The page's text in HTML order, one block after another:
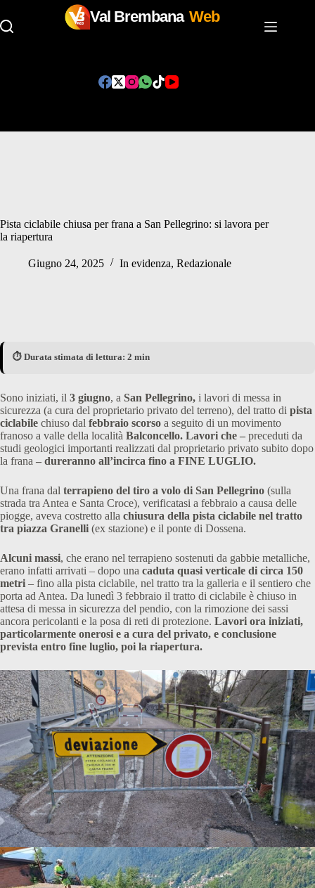
Val Brembana Web
Pista ciclabile chiusa per frana a San Pellegrino: si lavora per
la riapertura
Giugno 24, 2025 In evidenza, Redazionale
⏱️ Durata stimata di lettura: 2 min
Sono iniziati, il 3 giugno, a San Pellegrino, i lavori di messa in
sicurezza (a cura del proprietario privato del terreno), del tratto di pista
ciclabile chiuso dal febbraio scorso a seguito di un movimento
franoso a valle della località Balconcello. Lavori che – preceduti da
studi geologici importanti realizzati dal proprietario privato subito dopo
la frana – dureranno all’incirca fino a FINE LUGLIO.
Una frana dal terrapieno del tiro a volo di San Pellegrino (sulla
strada tra Antea e Santa Croce), verificatasi a febbraio a causa delle
piogge, aveva costretto alla chiusura della pista ciclabile nel tratto
tra piazza Granelli (ex stazione) e il ponte di Dossena.
Alcuni massi, che erano nel terrapieno sostenuti da gabbie metalliche,
erano infatti arrivati – dopo una caduta quasi verticale di circa 150
metri – fino alla pista ciclabile, nel tratto tra la galleria e il sentiero che
porta ad Antea. Da lunedì 3 febbraio il tratto di ciclabile è chiuso in
attesa di messa in sicurezza del pendio, con la rimozione dei sassi
ancora pericolanti e la posa di reti di protezione. Lavori ora iniziati,
particolarmente onerosi e a cura del privato, e conclusione
prevista entro fine luglio, poi la riapertura.